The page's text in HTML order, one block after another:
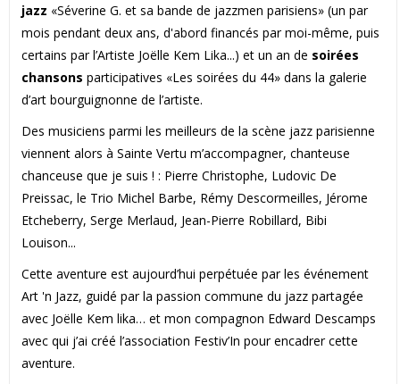
jazz «Séverine G. et sa bande de jazzmen parisiens» (un par
mois pendant deux ans, d'abord financés par moi-même, puis
certains par l’Artiste Joëlle Kem Lika...) et un an de soirées
chansons participatives «Les soirées du 44» dans la galerie
d’art bourguignonne de l’artiste.
Des musiciens parmi les meilleurs de la scène jazz parisienne
viennent alors à Sainte Vertu m’accompagner, chanteuse
chanceuse que je suis ! : Pierre Christophe, Ludovic De
Preissac, le Trio Michel Barbe, Rémy Descormeilles, Jérome
Etcheberry, Serge Merlaud, Jean-Pierre Robillard, Bibi
Louison...
Cette aventure est aujourd’hui perpétuée par les événement
Art 'n Jazz, guidé par la passion commune du jazz partagée
avec Joëlle Kem lika… et mon compagnon Edward Descamps
avec qui j’ai créé l’association Festiv’In pour encadrer cette
aventure.